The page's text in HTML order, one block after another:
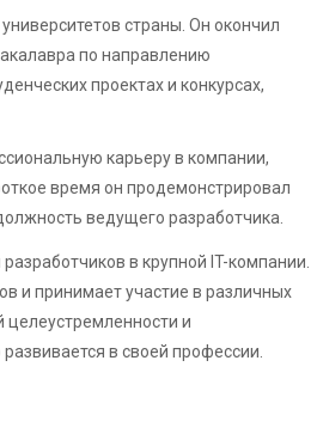
страны. Он окончил
по направлению
проектах и конкурсах,
карьеру в компании,
время он продемонстрировал
ведущего разработчика.
в крупной IT-компании.
и принимает участие в различных
и
в своей профессии.